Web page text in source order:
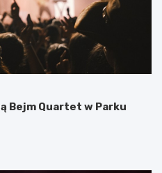
Bejm Quartet w Parku